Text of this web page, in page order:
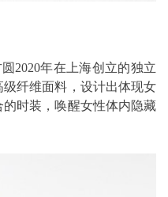
2020年在上海创立的独立
纤维面料，设计出体现女
时装，唤醒女性体内隐藏